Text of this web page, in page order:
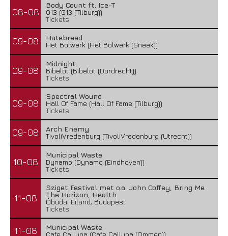
08-08
Body Count ft. Ice-T
013 (013 (Tilburg))
Tickets
09-08
Hatebreed
Het Bolwerk (Het Bolwerk (Sneek))
09-08
Midnight
Bibelot (Bibelot (Dordrecht))
Tickets
09-08
Spectral Wound
Hall Of Fame (Hall Of Fame (Tilburg))
Tickets
09-08
Arch Enemy
TivoliVredenburg (TivoliVredenburg (Utrecht))
10-08
Municipal Waste
Dynamo (Dynamo (Eindhoven))
Tickets
11-08
Sziget Festival met o.a. John Coffey, Bring Me
The Horizon, Health
Óbudai Eiland, Budapest
Tickets
11-08
Municipal Waste
Cafe Calluna (Cafe Calluna (Ommen))